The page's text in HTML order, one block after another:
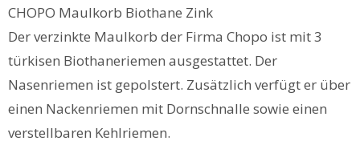
CHOPO Maulkorb Biothane Zink
Der verzinkte Maulkorb der Firma Chopo ist mit 3
türkisen Biothaneriemen ausgestattet. Der
Nasenriemen ist gepolstert. Zusätzlich verfügt er über
einen Nackenriemen mit Dornschnalle sowie einen
verstellbaren Kehlriemen.